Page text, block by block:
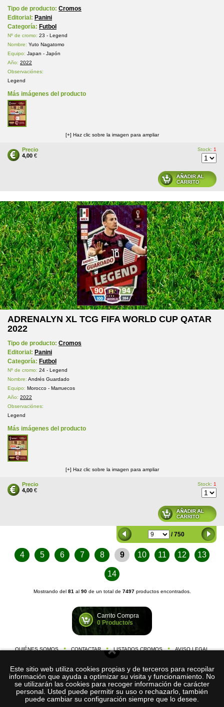
Este sitio web utiliza cookies propias y de terceros para recopilar
información que ayuda a optimizar su visita y funcionamiento. No
se utilizarán las cookies para recoger información de carácter
personal. Usted puede permitir su uso o rechazarlo, también
puede cambiar su configuración siempre que lo desee.
Tipo de producto: Cromos
Editorial: Panini
Categoría: Futbol
Nº de cromo: 23 - Legend
Nombre: Yuto Nagatomo
Equipo: Japan - Japón
Año: 2022
Observaciónes:
Legend
Más imágenes del producto
[+] Haz clic sobre la imagen para ampliar
Precio
4,00 €
Stock: 1
ADRENALYN XL TCG FIFA WORLD CUP QATAR
2022
Tipo de producto: Cromos
Editorial: Panini
Categoría: Futbol
Nº de cromo: 24 - Legend
Nombre: Andrés Guardado
Equipo: Morocco - Marruecos
Año: 2022
Observaciónes:
Legend
Más imágenes del producto
[+] Haz clic sobre la imagen para ampliar
Precio
4,00 €
Stock: 1
/ 750
4 5 6 7 8 9 10 11 12 13
14
Mostrando del 81 al 90de un total de 7497productos encontrados.
Carrito Compra
0 Producto/s
QUIÉNES SOMOS CONTACTAR LISTADOS CROMOS AVISO LEGAL
©Cromos-de-Futbol.com 2026
C/ Nació, 59 1º 1ª, 08026 Barcelona (España)
tel. +034634 200 514
e-mail:info@cromos-de-futbol.com